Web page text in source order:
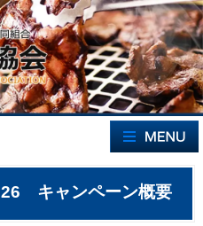
キャンペーン概要